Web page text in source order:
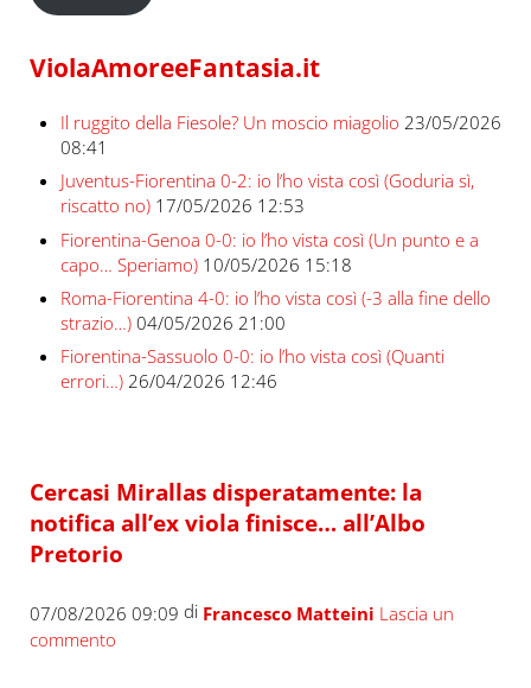
ViolaAmoreeFantasia.it
Il ruggito della Fiesole? Un moscio miagolio 23/05/2026
08:41
Juventus-Fiorentina 0-2: io l’ho vista così (Goduria sì,
riscatto no) 17/05/2026 12:53
Fiorentina-Genoa 0-0: io l’ho vista così (Un punto e a
capo… Speriamo) 10/05/2026 15:18
Roma-Fiorentina 4-0: io l’ho vista così (-3 alla fine dello
strazio…) 04/05/2026 21:00
Fiorentina-Sassuolo 0-0: io l’ho vista così (Quanti
errori…) 26/04/2026 12:46
Cercasi Mirallas disperatamente: la
notifica all’ex viola finisce… all’Albo
Pretorio
07/08/2026 09:09 di Francesco Matteini Lascia un
commento